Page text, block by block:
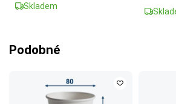
Skladem
Podobné